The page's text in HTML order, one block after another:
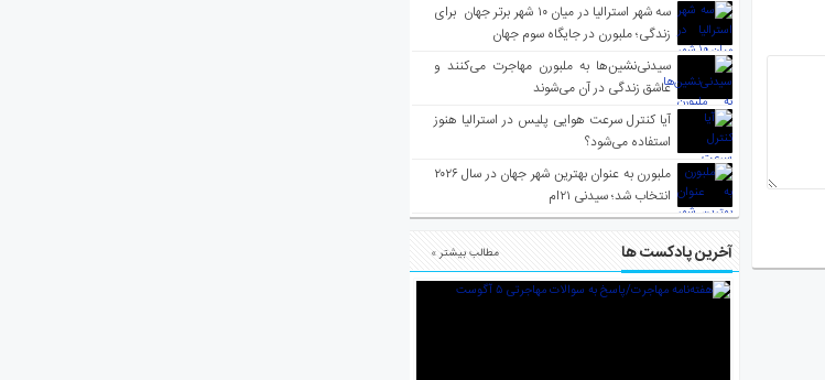
سه شهر استرالیا در میان ۱۰ شهر برتر جهان برای
زندگی؛ ملبورن در جایگاه سوم جهان
سیدنی‌نشین‌ها به ملبورن مهاجرت می‌کنند و
عاشق زندگی در آن می‌شوند
آیا کنترل سرعت هوایی پلیس در استرالیا هنوز
استفاده می‌شود؟
ملبورن به عنوان بهترین شهر جهان در سال ۲۰۲۶
انتخاب شد؛ سیدنی ۲۱‌ام
آخرین پادکست ها مطالب بیشتر »